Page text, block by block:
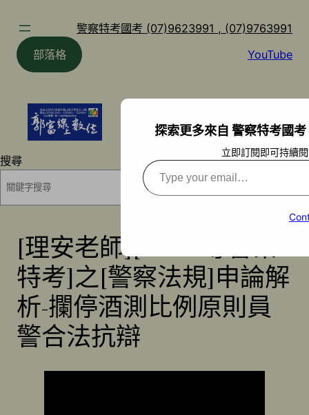
警察特考國考 (07)9623991 , (07)9763991
部落格
YouTube
搜尋
[理安老師][112三等警察
特考]之[警察法規]申論解
析-攔停酒測比例原則員
警合法抗辯
探索更多來自 警察特考國
立即訂閱即可持續
Type
your